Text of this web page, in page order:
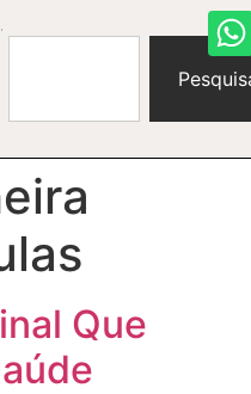
Que